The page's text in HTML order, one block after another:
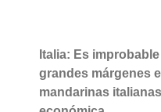
Italia: Es
grandes márgenes
mandarinas